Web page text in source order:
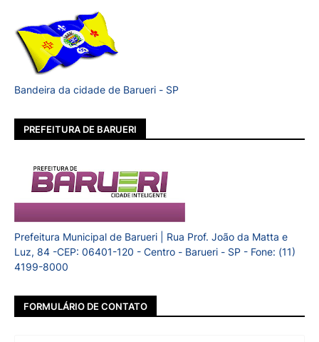
Bandeira da cidade de Barueri - SP
PREFEITURA DE BARUERI
Prefeitura Municipal de Barueri | Rua Prof. João da Matta e
Luz, 84 -CEP: 06401-120 - Centro - Barueri - SP - Fone: (11)
4199-8000
FORMULÁRIO DE CONTATO